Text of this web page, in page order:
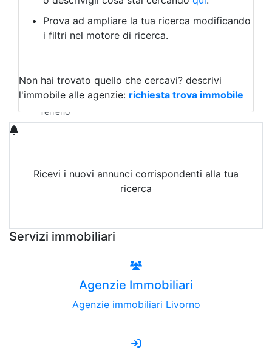
Negozio/locale commerciale
Agriturismo
Magazzini
Qualsiasi
Terreno edificabile
Terreno
Prova ad ampliare la tua ricerca modificando
i filtri nel motore di ricerca.
Non hai trovato quello che cercavi? descrivi
l'immobile alle agenzie: richiesta trova immobile
Ricevi i nuovi annunci corrispondenti alla tua
ricerca
Servizi immobiliari
Agenzie Immobiliari
Agenzie immobiliari Livorno